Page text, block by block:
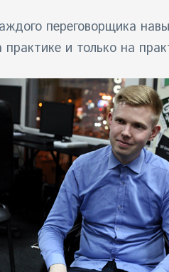
переговорщика
и только на